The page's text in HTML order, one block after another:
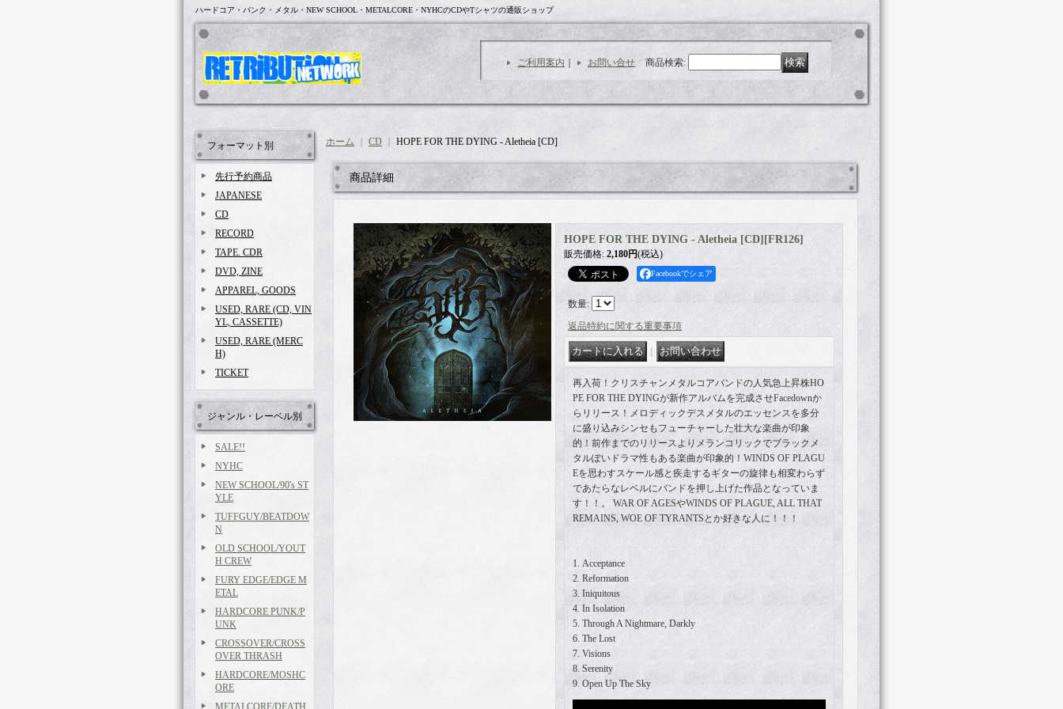
ハードコア・パンク・メタル・NEW SCHOOL・METALCORE・NYHCのCDやTシャツの通販ショップ
ご利用案内 お問い合せ 商品検索:
フォーマット別
先行予約商品
JAPANESE
CD
RECORD
TAPE. CDR
DVD, ZINE
APPAREL, GOODS
USED, RARE (CD, VIN
YL, CASSETTE)
USED, RARE (MERC
H)
TICKET
ジャンル・レーベル別
SALE!!
NYHC
NEW SCHOOL/90's ST
YLE
TUFFGUY/BEATDOW
N
OLD SCHOOL/YOUT
H CREW
FURY EDGE/EDGE M
ETAL
HARDCORE PUNK/P
UNK
CROSSOVER/CROSS
OVER THRASH
HARDCORE/MOSHC
ORE
METALCORE/DEATH
ホーム CD HOPE FOR THE DYING - Aletheia [CD]
商品詳細
HOPE FOR THE DYING - Aletheia [CD] [FR126]
販売価格: 2,180円(税込)
Facebookでシェア
数量:
返品特約に関する重要事項
再入荷！クリスチャンメタルコアバンドの人気急上昇株HO
PE FOR THE DYINGが新作アルバムを完成させFacedownか
らリリース！メロディックデスメタルのエッセンスを多分
に盛り込みシンセもフューチャーした壮大な楽曲が印象
的！前作までのリリースよりメランコリックでブラックメ
タルぽいドラマ性もある楽曲が印象的！WINDS OF PLAGU
Eを思わすスケール感と疾走するギターの旋律も相変わらず
であたらなレベルにバンドを押し上げた作品となっていま
す！！。 WAR OF AGESやWINDS OF PLAGUE, ALL THAT
REMAINS, WOE OF TYRANTSとか好きな人に！！！
1. Acceptance
2. Reformation
3. Iniquitous
4. In Isolation
5. Through A Nightmare, Darkly
6. The Lost
7. Visions
8. Serenity
9. Open Up The Sky